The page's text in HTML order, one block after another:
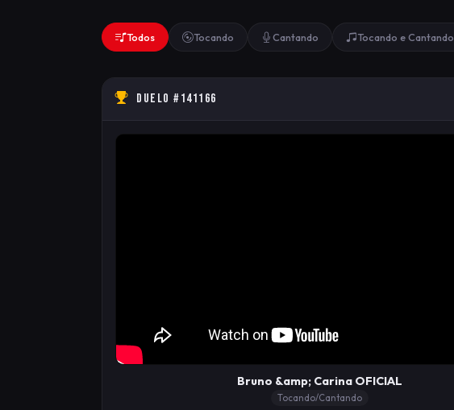
Todos Tocando Cantando Tocando e Cantando
DUELO #141166
Bruno &amp; Carina OFICIAL
Tocando/Cantando